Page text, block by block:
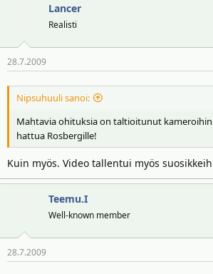
Lancer
Realisti
28.7.2009
Nipsuhuuli sanoi:
Mahtavia ohituksia on taltioitunut
hattua Rosbergille!
Kuin myös. Video tallentui myös
Teemu.I
Well-known member
28.7.2009